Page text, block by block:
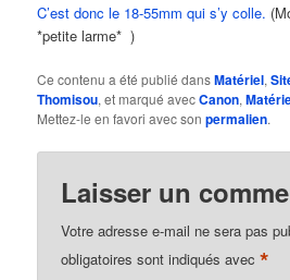
C’est donc le 18-55mm qui s’y colle.
*petite larme* )
Ce contenu a été publié dansMatériel,
Thomisou, et marqué avecCanon,
Mettez-le en favori avec sonpermalien.
Laisser un
Votre adresse e-mail ne sera pas
obligatoires sont indiqués avec*